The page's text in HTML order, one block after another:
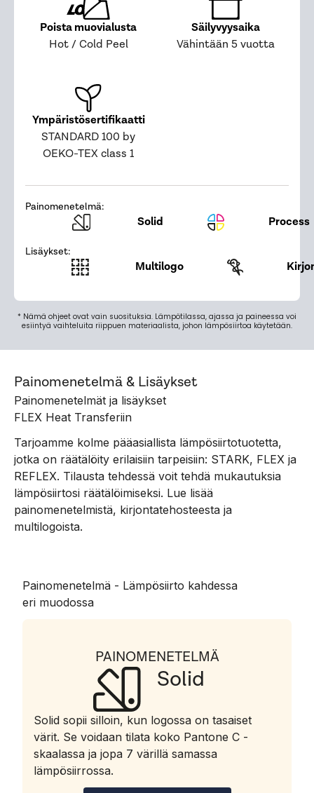
Poista muovialusta
Hot / Cold Peel
Säilyvyysaika
Vähintään 5 vuotta
Ympäristösertifikaatti
STANDARD 100 by
OEKO-TEX class 1
Painomenetelmä:
Solid Process
Lisäykset:
Multilogo
* Nämä ohjeet ovat vain suosituksia. Lämpötilassa, ajassa ja paineessa voi
esiintyä vaihteluita riippuen materiaalista, johon lämpösiirtoa käytetään.
Painomenetelmä & Lisäykset
Painomenetelmät ja lisäykset
FLEX Heat Transferiin
Tarjoamme kolme pääasiallista lämpösiirtotuotetta,
jotka on räätälöity erilaisiin tarpeisiin: STARK, FLEX ja
REFLEX. Tilausta tehdessä voit tehdä mukautuksia
lämpösiirtosi räätälöimiseksi. Lue lisää
painomenetelmistä, kirjontatehosteesta ja
multilogoista.
Painomenetelmä - Lämpösiirto kahdessa
eri muodossa
PAINOMENETELMÄ
Solid
Solid sopii silloin, kun logossa on tasaiset
värit. Se voidaan tilata koko Pantone C -
skaalassa ja jopa 7 värillä samassa
lämpösiirrossa.